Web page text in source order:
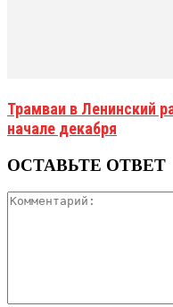
Трамваи в Ленинский
начале декабря
ОСТАВЬТЕ ОТВЕТ